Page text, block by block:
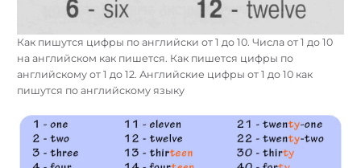
Как пишутся цифры по английски от 1 до 10. Числа от 1 до 10
на английском как пишется. Как пишется цифры по
английскому от 1 до 12. Английские цифры от 1 до 10 как
пишутся по английскому языку